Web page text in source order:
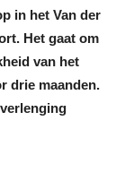
in het Van der
Het gaat om
van het
drie maanden.